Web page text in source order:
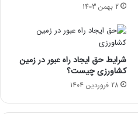
2 بهمن 1403
شرایط حق ایجاد راه عبور در زمین
کشاورزی چیست؟
28 فروردین 1404